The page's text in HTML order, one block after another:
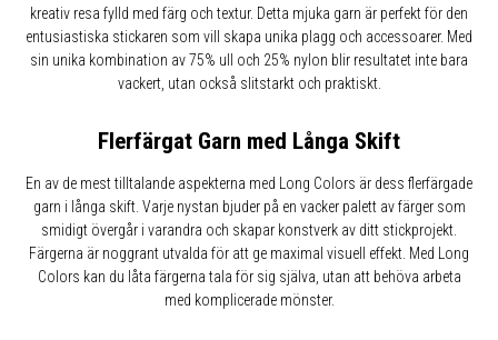
kreativ resa fylld med färg och textur. Detta mjuka garn är perfekt för den
entusiastiska stickaren som vill skapa unika plagg och accessoarer. Med
sin unika kombination av 75% ull och 25% nylon blir resultatet inte bara
vackert, utan också slitstarkt och praktiskt.
Flerfärgat Garn med Långa Skift
En av de mest tilltalande aspekterna med Long Colors är dess flerfärgade
garn i långa skift. Varje nystan bjuder på en vacker palett av färger som
smidigt övergår i varandra och skapar konstverk av ditt stickprojekt.
Färgerna är noggrant utvalda för att ge maximal visuell effekt. Med Long
Colors kan du låta färgerna tala för sig själva, utan att behöva arbeta
med komplicerade mönster.